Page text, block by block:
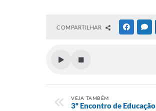
COMPARTILHAR
VEJA TAMBÉM
3º Encontro de